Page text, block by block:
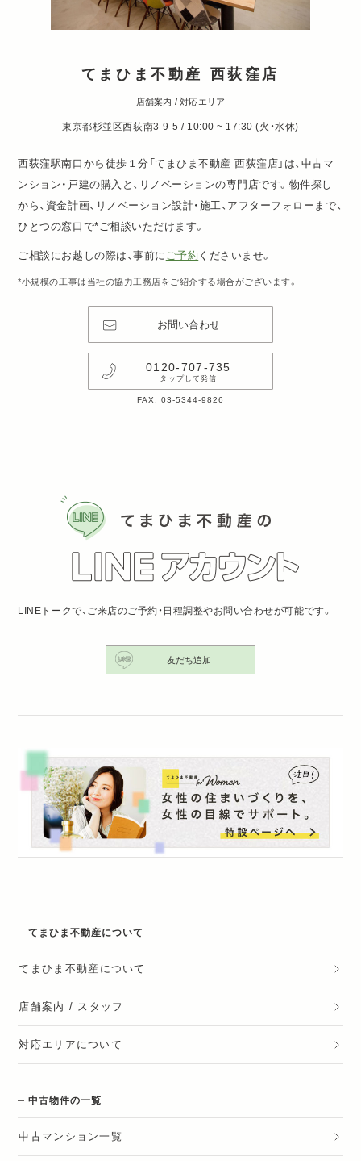
てまひま不動産 西荻窪店
店舗案内 /対応エリア
東京都杉並区西荻南3-9-5 / 10:00 ~ 17:30 (火・水休)
西荻窪駅南口から徒歩１分「てまひま不動産 西荻窪店」は、中古マ
ンション・戸建の購入と、リノベーションの専門店です。物件探し
から、資金計画、リノベーション設計・施工、アフターフォローまで、
ひとつの窓口で*ご相談いただけます。
ご相談にお越しの際は、事前に ご予約 くださいませ。
*小規模の工事は当社の協力工務店をご紹介する場合がございます。
お問い合わせ
0120-707-735
タップして発信
FAX: 03-5344-9826
LINEトークで、ご来店のご予約・日程調整やお問い合わせが可能です。
友だち追加
てまひま不動産について
てまひま不動産 について
店舗案内 / スタッフ
対応エリアについて
中古物件の一覧
中古マンション一覧